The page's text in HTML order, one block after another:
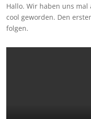
Hallo. Wir haben uns mal
cool geworden. Den
folgen.